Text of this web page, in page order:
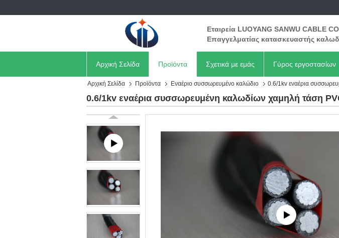
Εταιρεία LUOYANG SANWU CABLE
Επαγγελματίας κατασκευαστής
Αρχική Σελίδα Προϊόντα Σχετικά με εμάς Γύρος εργοστασίων
Αρχική Σελίδα Προϊόντα Εναέριο συσσωρευμένο καλώδιο 0.6/1kv εναέρια
0.6/1kv εναέρια συσσωρευμένη καλωδίων χαμηλή τάση